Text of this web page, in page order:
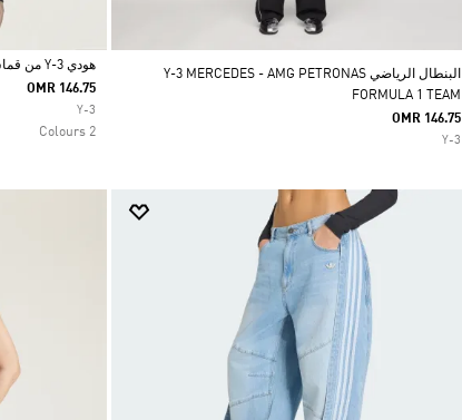
البنطال الرياضي Y-3 MERCEDES - AMG PETRONAS
FORMULA 1 TEAM
OMR 146.75
Y-3
Selected
هودي Y-3 من قماش التيري الفرنسي بشعار سائل
OMR 146.75
Y-3
2 Colours